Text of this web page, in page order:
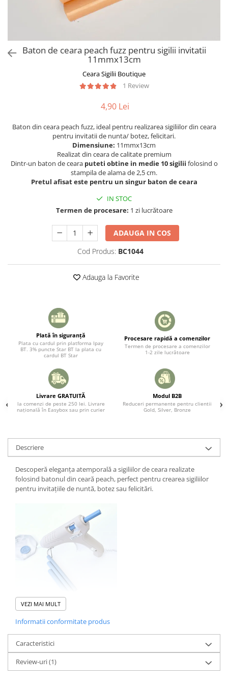
Baton de ceara peach fuzz pentru sigilii invitatii
11mmx13cm
Ceara Sigilii Boutique
1 Review
4,90 Lei
Baton din ceara peach fuzz, ideal pentru realizarea sigiliilor din ceara
pentru invitatii de nunta/ botez, felicitari.
Dimensiune: 11mmx13cm
Realizat din ceara de calitate premium
Dintr-un baton de ceara puteti obtine in medie 10 sigilii folosind o
stampila de alama de 2,5 cm.
Pretul afisat este pentru un singur baton de ceara
IN STOC
Termen de procesare: 1 zi lucrătoare
ADAUGA IN COS
Cod Produs: BC1044
Adauga la Favorite
Plată în siguranță
Plata cu cardul prin platforma Ipay
BT. 3% puncte Star BT la plata cu
cardul BT Star
Procesare rapidă a comenzilor
Termen de procesare a comenzilor
1-2 zile lucrătoare
Livrare GRATUITĂ
la comenzi de peste 250 lei. Livrare
națională în Easybox sau prin curier
Modul B2B
Reduceri permanente pentru clientii
Gold, Silver, Bronze
Descriere
Descoperă eleganța atemporală a sigiliilor de ceara realizate
folosind batonul din ceară peach, perfect pentru crearea sigiliilor
pentru invitațiile de nuntă, botez sau felicitări.
Eficiență:
Dintr-un baton de ceară, puteți obține în medie 10 sigilii
folosind o ștampilă de alamă cu diametrul de 2,5 cm.
Ceara este flexibilă și aderă ușor pe diverse suprafețe precum
hârtie, carton, sticlă, lemn și plastic. De asemenea, poate fi
reutilizată.
VEZI MAI MULT
Informatii conformitate produs
Caracteristici
Review-uri(1)